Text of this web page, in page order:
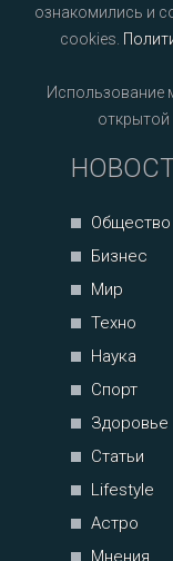
ознакомились и
cookies.
Использование
открытой
Общество
Бизнес
Мир
Техно
Наука
Спорт
Здоровье
Статьи
Lifestyle
Астро
Мнения